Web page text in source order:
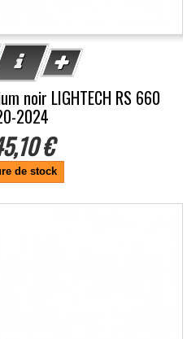
noir LIGHTECH RS 660
2024
€
de stock